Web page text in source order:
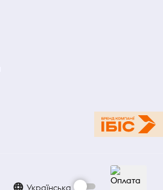
Українська